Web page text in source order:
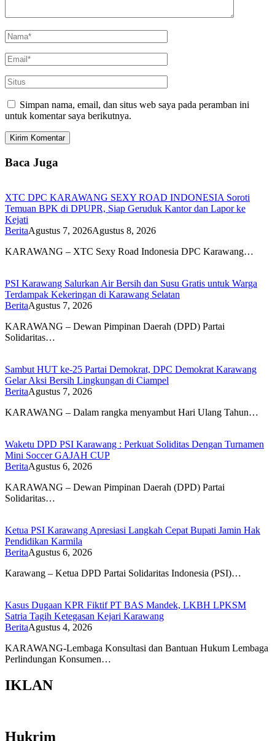
Simpan nama, email, dan situs web saya pada peramban ini
untuk komentar saya berikutnya.
Baca Juga
XTC DPC KARAWANG SEXY ROAD INDONESIA Soroti
Temuan BPK di DPUPR, Siap Geruduk Kantor dan Lapor ke
Kejati
BeritaAgustus 7, 2026Agustus 8, 2026
KARAWANG – XTC Sexy Road Indonesia DPC Karawang…
PSI Karawang Salurkan Air Bersih dan Susu Gratis untuk Warga
Terdampak Kekeringan di Karawang Selatan
BeritaAgustus 7, 2026
KARAWANG – Dewan Pimpinan Daerah (DPD) Partai
Solidaritas…
Sambut HUT ke-25 Partai Demokrat, DPC Demokrat Karawang
Gelar Aksi Bersih Lingkungan di Ciampel
BeritaAgustus 7, 2026
KARAWANG – Dalam rangka menyambut Hari Ulang Tahun…
Waketu DPD PSI Karawang : Perkuat Soliditas Dengan Turnamen
Mini Soccer GAJAH CUP
BeritaAgustus 6, 2026
KARAWANG – Dewan Pimpinan Daerah (DPD) Partai
Solidaritas…
Ketua PSI Karawang Apresiasi Langkah Cepat Bupati Jamin Hak
Pendidikan Karmila
BeritaAgustus 6, 2026
Karawang – Ketua DPD Partai Solidaritas Indonesia (PSI)…
Kasus Dugaan KPR Fiktif PT BAS Mandek, LKBH LPKSM
Satria Tagih Ketegasan Kejari Karawang
BeritaAgustus 4, 2026
KARAWANG-Lembaga Konsultasi dan Bantuan Hukum Lembaga
Perlindungan Konsumen…
IKLAN
Hukrim